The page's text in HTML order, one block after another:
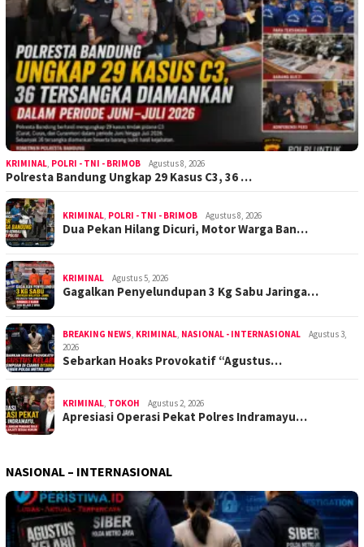
KRIMINAL POLRI - TNI - BRIMOB Agustus 8, 2026
Polresta Bandung Ungkap 29 Kasus C3, 36 …
KRIMINAL POLRI - TNI - BRIMOB Agustus 8, 2026
Dua Pekan Hilang Dicuri, Motor Warga Ban…
KRIMINAL Agustus 5, 2026
Gagalkan Penyelundupan 3 Kg Sabu Jaringa…
BREAKING NEWS KRIMINAL NASIONAL - INTERNASIONAL
Agustus 3,
2026
Sebarkan Hoaks Provokatif “Agustus…
KRIMINAL TOKOH Agustus 2, 2026
Apresiasi Operasi Pekat Polres Indramayu…
NASIONAL – INTERNASIONAL